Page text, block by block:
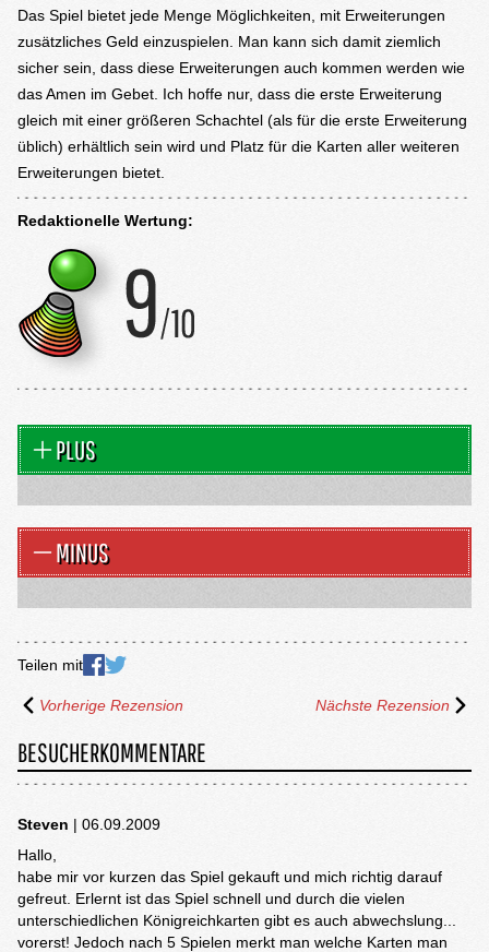
Das Spiel bietet jede Menge Möglichkeiten, mit Erweiterungen
zusätzliches Geld einzuspielen. Man kann sich damit ziemlich
sicher sein, dass diese Erweiterungen auch kommen werden wie
das Amen im Gebet. Ich hoffe nur, dass die erste Erweiterung
gleich mit einer größeren Schachtel (als für die erste Erweiterung
üblich) erhältlich sein wird und Platz für die Karten aller weiteren
Erweiterungen bietet.
Redaktionelle Wertung:
PLUS
MINUS
Teilen mit
Vorherige Rezension Nächste Rezension
BESUCHERKOMMENTARE
Steven | 06.09.2009
Hallo,
habe mir vor kurzen das Spiel gekauft und mich richtig darauf
gefreut. Erlernt ist das Spiel schnell und durch die vielen
unterschiedlichen Königreichkarten gibt es auch abwechslung...
vorerst! Jedoch nach 5 Spielen merkt man welche Karten man